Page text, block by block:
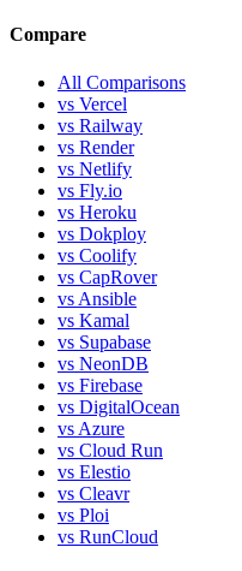
Compare
All Comparisons
vs Vercel
vs Railway
vs Render
vs Netlify
vs Fly.io
vs Heroku
vs Dokploy
vs Coolify
vs CapRover
vs Ansible
vs Kamal
vs Supabase
vs NeonDB
vs Firebase
vs DigitalOcean
vs Azure
vs Cloud Run
vs Elestio
vs Cleavr
vs Ploi
vs RunCloud